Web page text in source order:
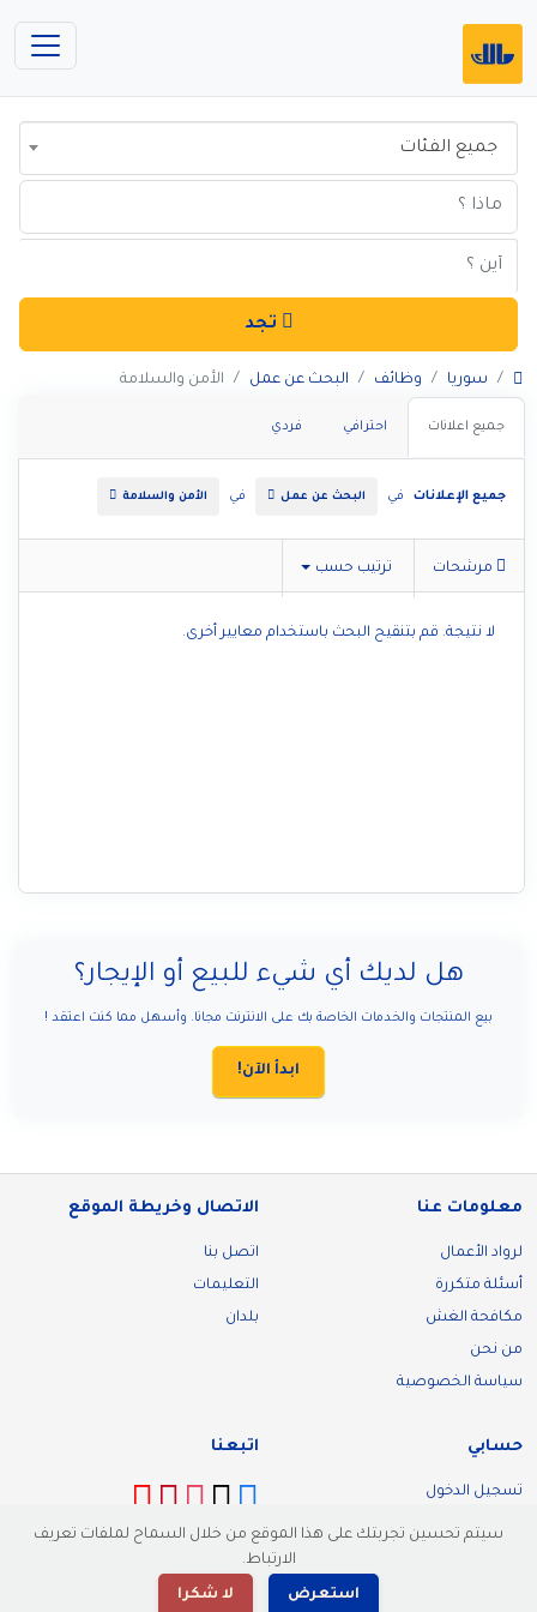
جميع الفئات
تجد
سوريا وظائف البحث عن عمل الأمن والسلامة
جميع اعلانات احترافي فردي
جميع الإعلانات في البحث عن عمل في الأمن والسلامة
مرشحات ترتيب حسب
لا نتيجة. قم بتنقيح البحث باستخدام معايير أخرى.
هل لديك أي شيء للبيع أو الإيجار؟
بيع المنتجات والخدمات الخاصة بك على الانترنت مجانا. وأسهل مما كنت اعتقد !
ابدأ الآن!
معلومات عنا
لرواد الأعمال
أسئلة متكررة
مكافحة الغش
من نحن
سياسة الخصوصية
الاتصال وخريطة الموقع
اتصل بنا
التعليمات
بلدان
حسابي
تسجيل الدخول
تسجيل
اتبعنا
سيتم تحسين تجربتك على هذا الموقع من خلال السماح لملفات تعريف
الارتباط.
استعرض لا شكرا